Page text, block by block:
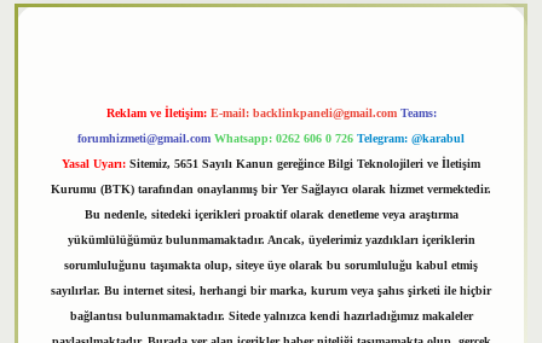
Reklam ve İletişim: E-mail: backlinkpaneli@gmail.com Teams:
forumhizmeti@gmail.com Whatsapp: 0262 606 0 726 Telegram: @karabul
Yasal Uyarı: Sitemiz, 5651 Sayılı Kanun gereğince Bilgi Teknolojileri ve İletişim
Kurumu (BTK) tarafından onaylanmış bir Yer Sağlayıcı olarak hizmet vermektedir.
Bu nedenle, sitedeki içerikleri proaktif olarak denetleme veya araştırma
yükümlülüğümüz bulunmamaktadır. Ancak, üyelerimiz yazdıkları içeriklerin
sorumluluğunu taşımakta olup, siteye üye olarak bu sorumluluğu kabul etmiş
sayılırlar. Bu internet sitesi, herhangi bir marka, kurum veya şahıs şirketi ile hiçbir
bağlantısı bulunmamaktadır. Sitede yalnızca kendi hazırladığımız makaleler